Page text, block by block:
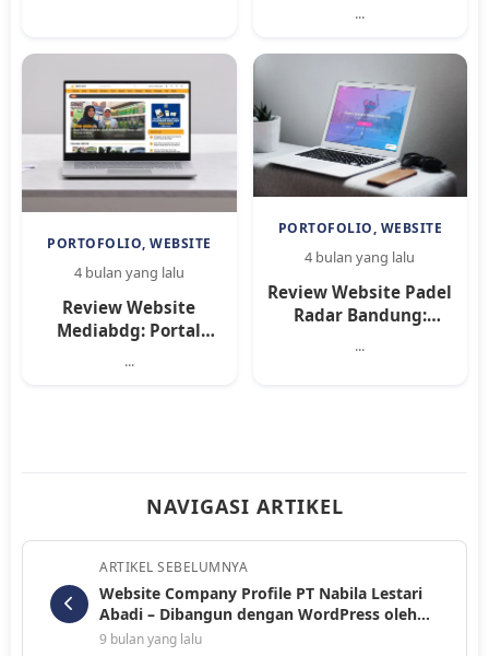
Modern
Efisiensi Operasional
...
PORTOFOLIO, WEBSITE
4 bulan yang lalu
Review Website
Mediabdg: Portal
...
PORTOFOLIO, WEBSITE
4 bulan yang lalu
Review Website Padel
Radar Bandung:
...
NAVIGASI ARTIKEL
ARTIKEL SEBELUMNYA
Website Company Profile PT Nabila Lestari
Abadi – Dibangun dengan WordPress oleh
RadarBandung.com
9 bulan yang lalu